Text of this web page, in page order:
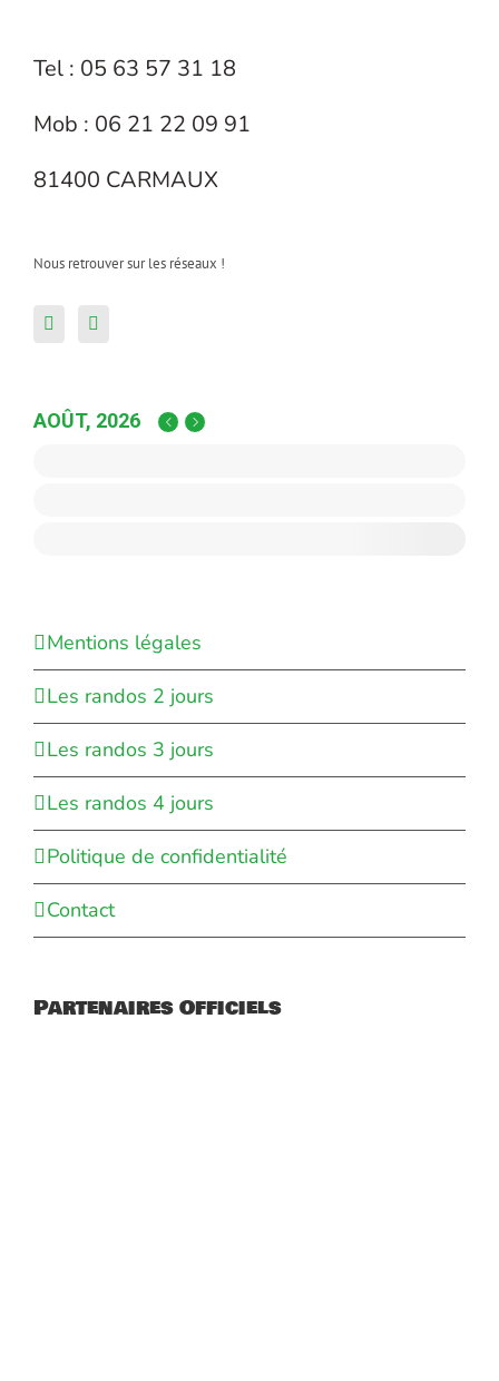
Tel : 05 63 57 31 18
Mob : 06 21 22 09 91
81400 CARMAUX
Nous retrouver sur les réseaux !
AOÛT, 2026
Mentions légales
Les randos 2 jours
Les randos 3 jours
Les randos 4 jours
Politique de confidentialité
Contact
Partenaires Officiels